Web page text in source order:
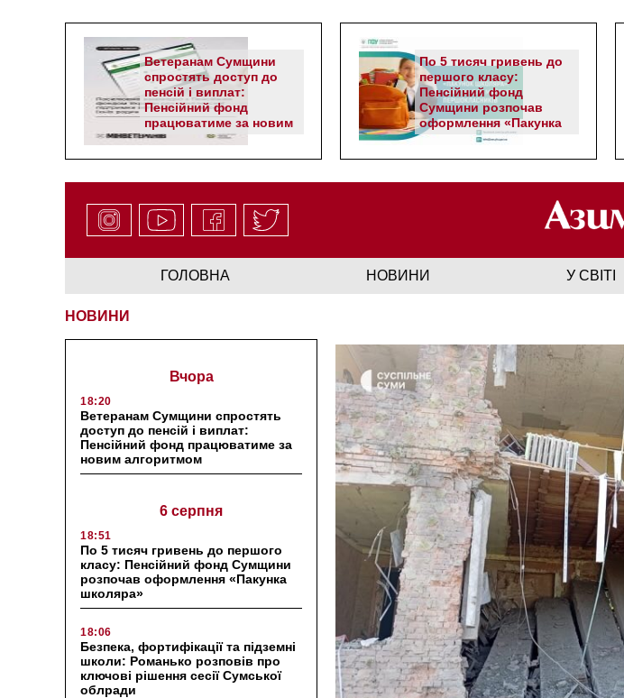
Ветеранам Сумщини
спростять доступ до
пенсій і виплат:
Пенсійний фонд
працюватиме за новим
алгоритмом
По 5 тисяч гривень до
першого класу:
Пенсійний фонд
Сумщини розпочав
оформлення «Пакунка
школяра»
ГОЛОВНА НОВИНИ У СВІТІ
НОВИНИ
Вчора
18:20
Ветеранам Сумщини спростять
доступ до пенсій і виплат:
Пенсійний фонд працюватиме за
новим алгоритмом
6 серпня
18:51
По 5 тисяч гривень до першого
класу: Пенсійний фонд Сумщини
розпочав оформлення «Пакунка
школяра»
18:06
Безпека, фортифікації та підземні
школи: Романько розповів про
ключові рішення сесії Сумської
облради